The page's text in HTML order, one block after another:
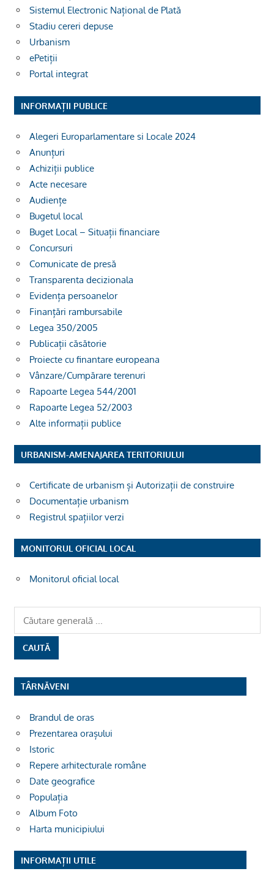
Sistemul Electronic Național de Plată
Stadiu cereri depuse
Urbanism
ePetiții
Portal integrat
INFORMAȚII PUBLICE
Alegeri Europarlamentare si Locale 2024
Anunțuri
Achiziții publice
Acte necesare
Audiențe
Bugetul local
Buget Local – Situații financiare
Concursuri
Comunicate de presă
Transparenta decizionala
Evidența persoanelor
Finanțări rambursabile
Legea 350/2005
Publicații căsătorie
Proiecte cu finantare europeana
Vânzare/Cumpărare terenuri
Rapoarte Legea 544/2001
Rapoarte Legea 52/2003
Alte informații publice
URBANISM-AMENAJAREA TERITORIULUI
Certificate de urbanism și Autorizații de construire
Documentație urbanism
Registrul spațiilor verzi
MONITORUL OFICIAL LOCAL
Monitorul oficial local
TÂRNĂVENI
Brandul de oras
Prezentarea orașului
Istoric
Repere arhitecturale române
Date geografice
Populația
Album Foto
Harta municipiului
INFORMAȚII UTILE